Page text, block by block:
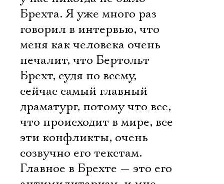
Брехта. Я уже много раз
говорил в интервью, что
меня как человека очень
печалит, что Бертольт
Брехт, судя по всему,
сейчас самый главный
драматург, потому что все,
что происходит в мире, все
эти конфликты, очень
созвучно его текстам.
Главное в Брехте — это его